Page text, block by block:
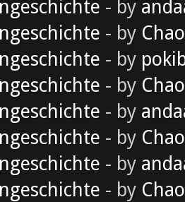
- by
- by
- by
- by
- by
- by
- by
- by